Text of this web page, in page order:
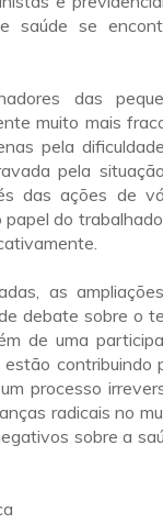
saúde se
das
muito mais
pela
pela
das ações de
papel do
as
debate sobre o
de uma
contribuindo
processo
radicais no
sobre a